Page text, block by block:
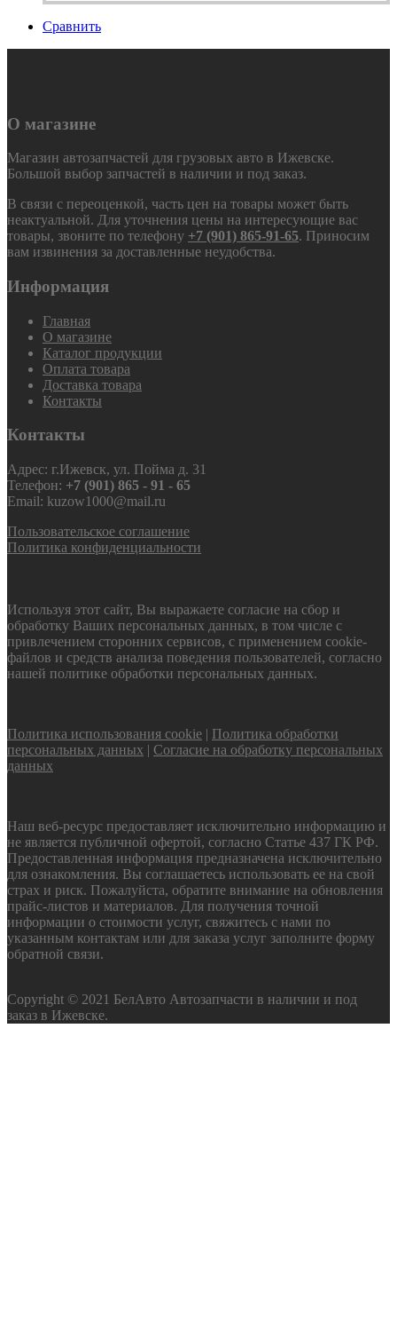
Сравнить
О магазине
Магазин автозапчастей для грузовых авто в Ижевске.
Большой выбор запчастей в наличии и под заказ.
В связи с переоценкой, часть цен на товары может быть
неактуальной. Для уточнения цены на интересующие вас
товары, звоните по телефону +7 (901) 865-91-65. Приносим
вам извинения за доставленные неудобства.
Информация
Главная
О магазине
Каталог продукции
Оплата товара
Доставка товара
Контакты
Контакты
Адрес: г.Ижевск, ул. Пойма д. 31
Телефон: +7 (901) 865 - 91 - 65
Email: kuzow1000@mail.ru
Пользовательское соглашение
Политика конфиденциальности
Используя этот сайт, Вы выражаете согласие на сбор и
обработку Ваших персональных данных, в том числе с
привлечением сторонних сервисов, с применением cookie-
файлов и средств анализа поведения пользователей, согласно
нашей политике обработки персональных данных.
Политика использования cookie | Политика обработки
персональных данных | Согласие на обработку персональных
данных
Наш веб-ресурс предоставляет исключительно информацию и
не является публичной офертой, согласно Статье 437 ГК РФ.
Предоставленная информация предназначена исключительно
для ознакомления. Вы соглашаетесь использовать ее на свой
страх и риск. Пожалуйста, обратите внимание на обновления
прайс-листов и материалов. Для получения точной
информации о стоимости услуг, свяжитесь с нами по
указанным контактам или для заказа услуг заполните форму
обратной связи.
Copyright © 2021 БелАвто Автозапчасти в наличии и под
заказ в Ижевске.